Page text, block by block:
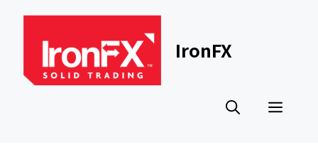
content
IronFX